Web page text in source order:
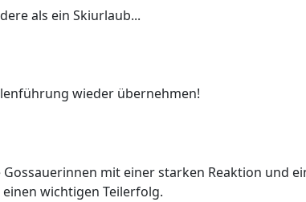
als ein Skiurlaub...
wieder übernehmen!
mit einer starken Reaktion und
wichtigen Teilerfolg.